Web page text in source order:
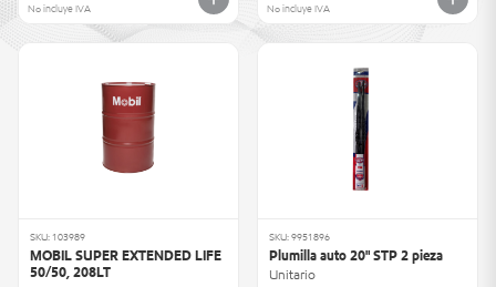
No incluye IVA No incluye IVA
SKU: 103989
MOBIL SUPER EXTENDED LIFE
50/50, 208LT
SKU: 9951896
Plumilla auto 20" STP 2 pieza
Unitario